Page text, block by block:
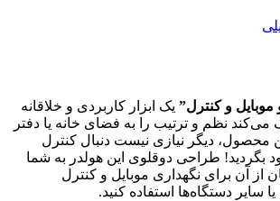
موبایل و کنترل” یک ابزار کاربردی و خلاقانه
نظم و ترتیب را به فضای خانه یا دفتر
محصول، دیگر نیازی نیست دنبال کنترل
بگردید! طراحی دوقلوی این هولدر به شما
از آن برای نگهداری موبایل و کنترل
سایر دستگاه‌ها استفاده کنید.